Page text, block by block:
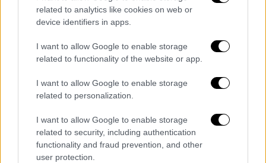
related to analytics like cookies on web or
device identifiers in apps.
I want to allow Google to enable storage
related to functionality of the website or app.
I want to allow Google to enable storage
related to personalization.
I want to allow Google to enable storage
related to security, including authentication
functionality and fraud prevention, and other
user protection.
εμπιστεύτηκαν τα παιδιά τους στη φροντίδα
του Τζάκσον.
«Προετοιμασία και χειρισμός»
βάσεις για μια φρικτή και παρατεταμένη
σεξουαλική κακοποίηση όλων των παιδιών,
όπως υποστηρίζουν.
Ο Έντι ισχυρίζεται ότι αρχικά υπήρξε η
παρατεταμένη προετοιμασία και στη